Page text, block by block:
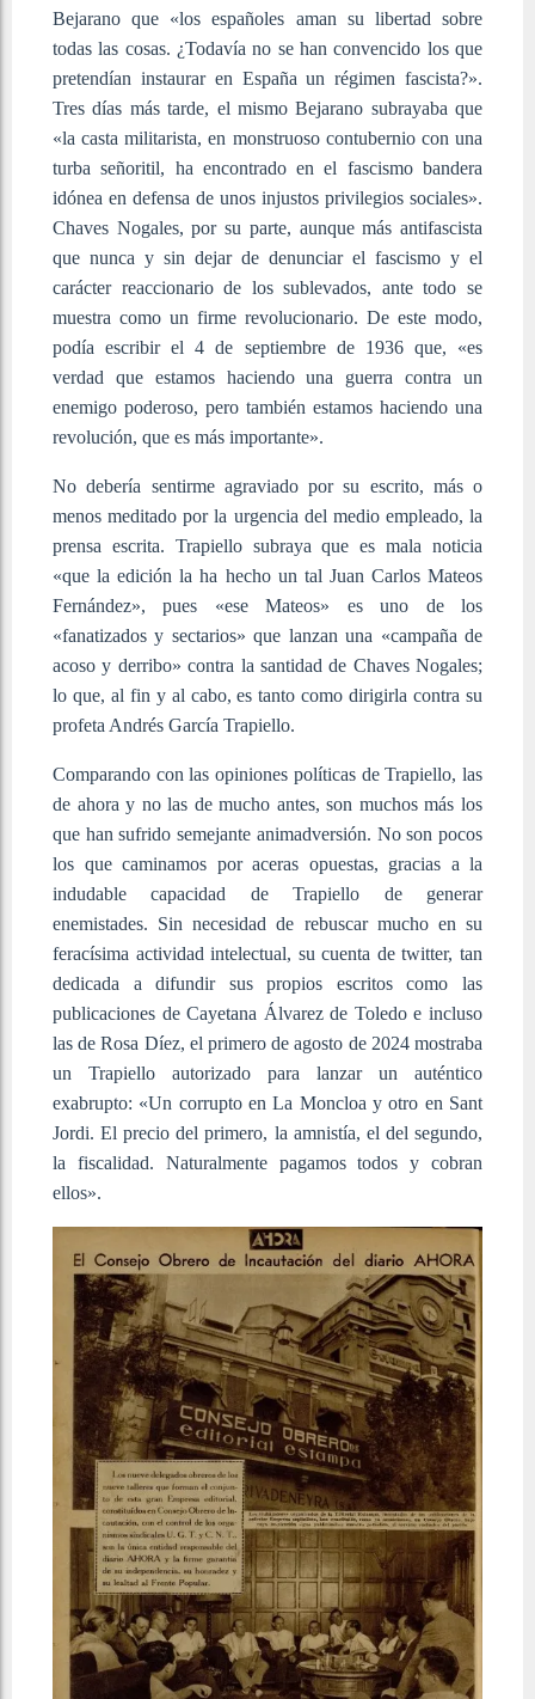
Bejarano que «los españoles aman su libertad sobre
todas las cosas. ¿Todavía no se han convencido los que
pretendían instaurar en España un régimen fascista?».
Tres días más tarde, el mismo Bejarano subrayaba que
«la casta militarista, en monstruoso contubernio con una
turba señoritil, ha encontrado en el fascismo bandera
idónea en defensa de unos injustos privilegios sociales».
Chaves Nogales, por su parte, aunque más antifascista
que nunca y sin dejar de denunciar el fascismo y el
carácter reaccionario de los sublevados, ante todo se
muestra como un firme revolucionario. De este modo,
podía escribir el 4 de septiembre de 1936 que, «es
verdad que estamos haciendo una guerra contra un
enemigo poderoso, pero también estamos haciendo una
revolución, que es más importante».
No debería sentirme agraviado por su escrito, más o
menos meditado por la urgencia del medio empleado, la
prensa escrita. Trapiello subraya que es mala noticia
«que la edición la ha hecho un tal Juan Carlos Mateos
Fernández», pues «ese Mateos» es uno de los
«fanatizados y sectarios» que lanzan una «campaña de
acoso y derribo» contra la santidad de Chaves Nogales;
lo que, al fin y al cabo, es tanto como dirigirla contra su
profeta Andrés García Trapiello.
Comparando con las opiniones políticas de Trapiello, las
de ahora y no las de mucho antes, son muchos más los
que han sufrido semejante animadversión. No son pocos
los que caminamos por aceras opuestas, gracias a la
indudable capacidad de Trapiello de generar
enemistades. Sin necesidad de rebuscar mucho en su
feracísima actividad intelectual, su cuenta de twitter, tan
dedicada a difundir sus propios escritos como las
publicaciones de Cayetana Álvarez de Toledo e incluso
las de Rosa Díez, el primero de agosto de 2024 mostraba
un Trapiello autorizado para lanzar un auténtico
exabrupto: «Un corrupto en La Moncloa y otro en Sant
Jordi. El precio del primero, la amnistía, el del segundo,
la fiscalidad. Naturalmente pagamos todos y cobran
ellos».